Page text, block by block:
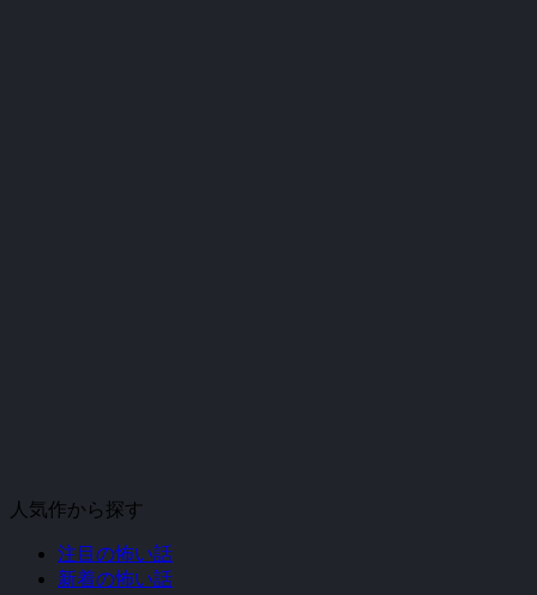
人気作から探す
注目の怖い話
新着の怖い話